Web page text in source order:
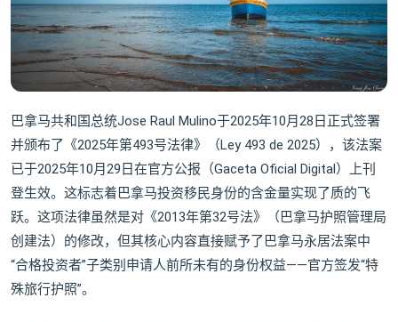
巴拿马共和国总统Jose Raul Mulino于2025年10月28日正式签署
并颁布了《2025年第493号法律》（Ley 493 de 2025），该法案
已于2025年10月29日在官方公报（Gaceta Oficial Digital）上刊
登生效。这标志着巴拿马投资移民身份的含金量实现了质的飞
跃。这项法律虽然是对《2013年第32号法》（巴拿马护照管理局
创建法）的修改，但其核心内容直接赋予了巴拿马永居法案中
“合格投资者”子类别申请人前所未有的身份权益——官方签发“特
殊旅行护照”。